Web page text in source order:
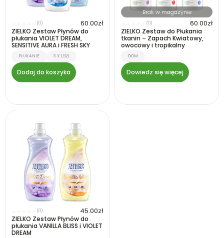
(0) 60.00zł
ZIELKO Zestaw Płynów do
płukania VIOLET DREAM,
SENSITIVE AURA i FRESH SKY
PŁUKANIE 3 X 1,52L
Dodaj do koszyka
Brak w magazynie
(0) 60.00zł
ZIELKO Zestaw do Płukania
tkanin – Zapach Kwiatowy,
owocowy i tropikalny
DOM
Dowiedz się więcej
(0) 45.00zł
ZIELKO Zestaw Płynów do
płukania VANILLA BLISS i VIOLET
DREAM